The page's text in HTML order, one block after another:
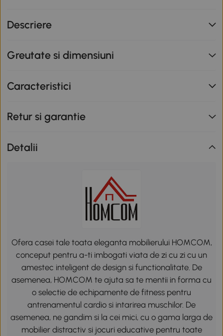
valabilă până la data de 12.08.2026.
Descriere
Greutate si dimensiuni
Caracteristici
Retur si garantie
Detalii
Ofera casei tale toata eleganta mobilierului HOMCOM,
conceput pentru a-ti imbogati viata de zi cu zi cu un
amestec inteligent de design si functionalitate. De
asemenea, HOMCOM te ajuta sa te mentii in forma cu
o selectie de echipamente de fitness pentru
antrenamentul cardio si intarirea muschilor. De
asemenea, ne gandim si la cei mici, cu o gama larga de
mobilier distractiv si jocuri educative pentru toate